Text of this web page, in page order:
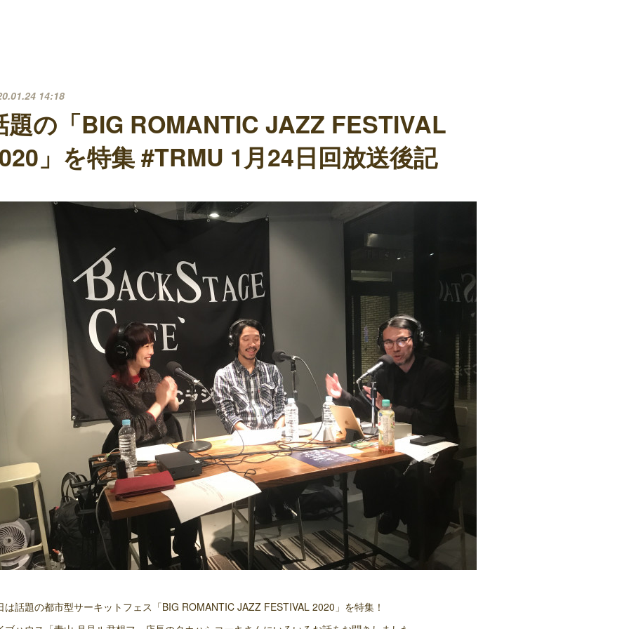
14:18
題の「BIG ROMANTIC JAZZ FESTIVAL
」を特集 #TRMU 1月24日回放送後記
は話題の都市型サーキットフェス「BIG ROMANTIC JAZZ FESTIVAL 2020」を特集！